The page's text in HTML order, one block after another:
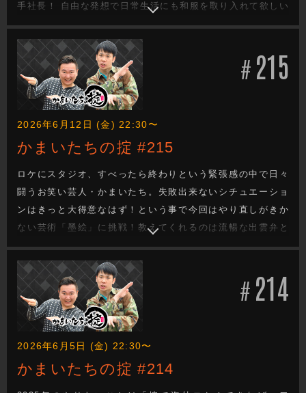
手社長！ 自由な発想で日常生活にも和服を取り入れて欲しい
とコーディネートの提案を受ける。 和服を着る事で心が落ち
着き、世界平和につながるという社長。 さらに“座禅”をする
ことで、邪念がなくなり、宇宙とつながり、新たな能力が開
花するという。
# 215
2026年6月12日 (金) 22:30〜
かまいたちの掟 #215
ロケにスタジオ、すべったら終わりという緊張感の中で日々
闘うお笑い芸人・かまいたち。失敗出来ないシチュエーショ
ンはきっと大得意なはず！という事で今回はやり直しがきか
ない芸術「墨絵」に挑戦！教えてくれるのは流暢な出雲弁と
関西弁を使いこなすバイリンガル墨絵講師の純子先生！楽し
い雰囲気で墨絵のレクチャーがスタート！と思いきやミスを
した山内の顔に墨を塗る純子先生。その後も失敗を続ける山
内の顔は墨だらけに…？
# 214
2026年6月5日 (金) 22:30〜
かまいたちの掟 #214